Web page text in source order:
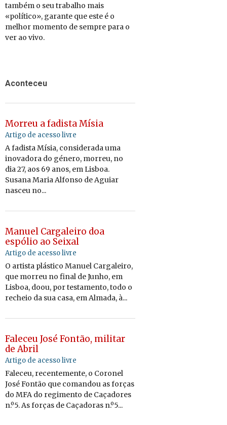
também o seu tra­balho mais
«po­lí­tico», ga­rante que este é o
me­lhor mo­mento de sempre para o
ver ao vivo.
Aconteceu
Morreu a fadista Mísia
Artigo de acesso livre
A fadista Mísia, considerada uma
inovadora do género, morreu, no
dia 27, aos 69 anos, em Lisboa.
Susana Maria Alfonso de Aguiar
nasceu no...
Manuel Cargaleiro doa
espólio ao Seixal
Artigo de acesso livre
O artista plástico Manuel Cargaleiro,
que morreu no final de Junho, em
Lisboa, doou, por testamento, todo o
recheio da sua casa, em Almada, à...
Faleceu José Fontão, militar
de Abril
Artigo de acesso livre
Faleceu, recentemente, o Coronel
José Fontão que comandou as forças
do MFA do regimento de Caçadores
n.º5. As forças de Caçadoras n.º5...